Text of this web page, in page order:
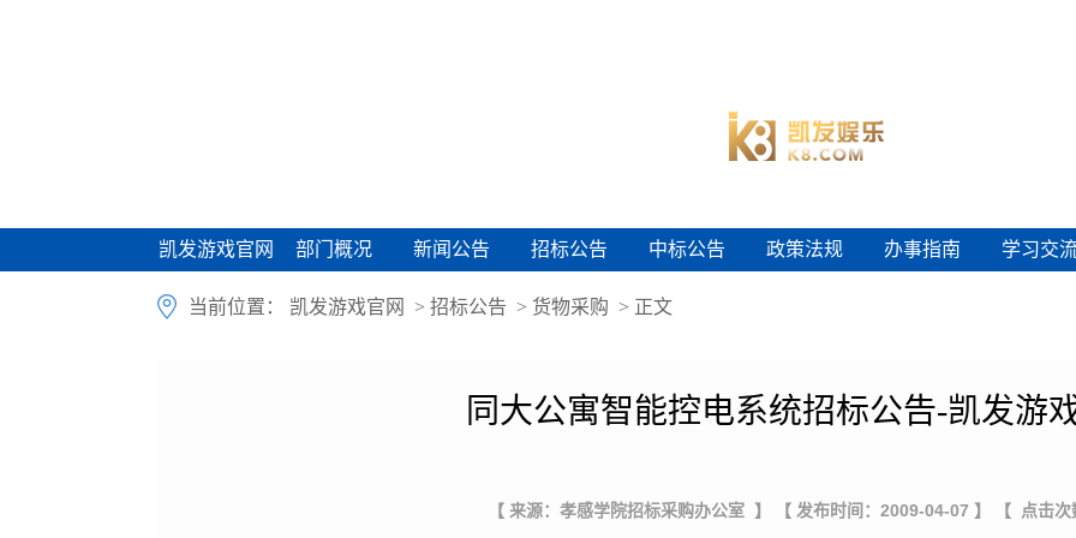
凯发游戏官网
凯发游戏官网 部门概况
部门概况 新闻公告
新闻公告 招标公告
招标公告 中标公告
中标公告 政策法规
政策法规 办事指南
办事指南 学习交
学习交
当前位置： 凯发游戏官网 > 招标公告 > 货物采购 > 正文
同大公寓智能控电系统招标公告-凯发游
【 来源：孝感学院招标采购办公室 】 【 发布时间：2009-04-07 】 【 点击